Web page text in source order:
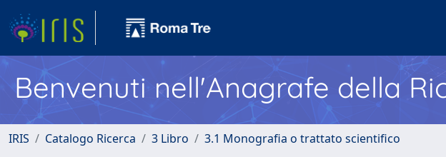
Benvenuti nell'Anagrafe della
IRIS Catalogo Ricerca 3 Libro 3.1 Monografia o trattato scientifico